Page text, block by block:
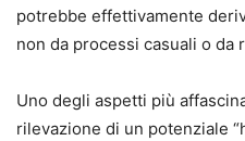
potrebbe effettivamente
non da processi casuali o da
Uno degli aspetti più
rilevazione di un potenziale